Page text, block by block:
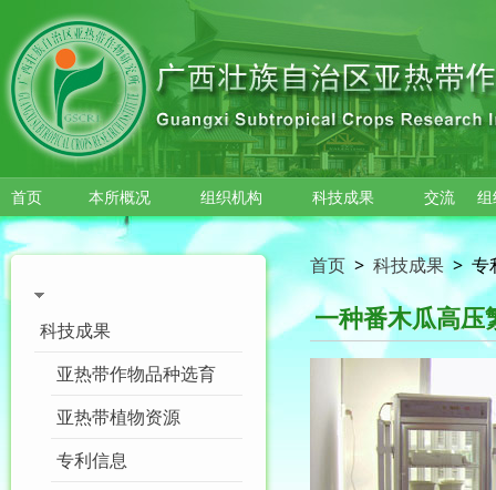
跳转到主要内容
首页 本所概况 组织机构 科技成果 交流
科技成果
亚热带作物品种选育
亚热带植物资源
专利信息
首页 > 科技成果 > 专
一种番木瓜高压